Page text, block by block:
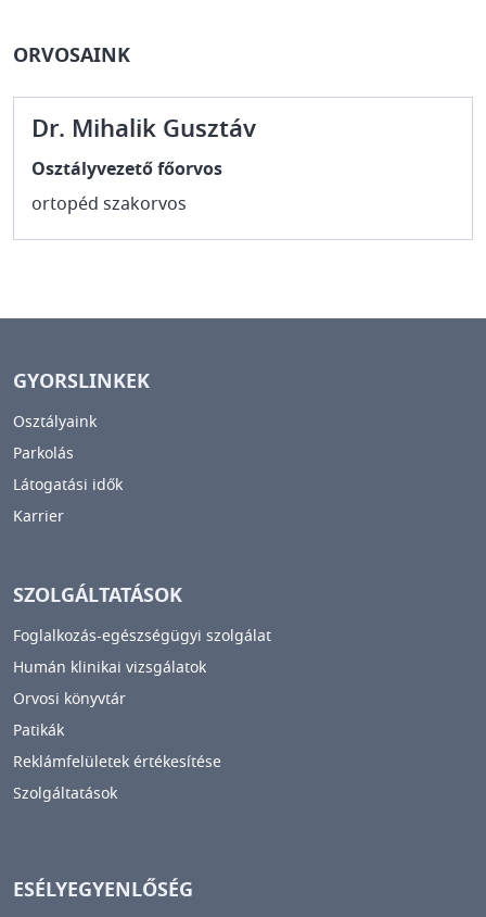
ORVOSAINK
Dr. Mihalik Gusztáv
Osztályvezető főorvos
ortopéd szakorvos
GYORSLINKEK
Osztályaink
Parkolás
Látogatási idők
Karrier
SZOLGÁLTATÁSOK
Foglalkozás-egészségügyi szolgálat
Humán klinikai vizsgálatok
Orvosi könyvtár
Patikák
Reklámfelületek értékesítése
Szolgáltatások
ESÉLYEGYENLŐSÉG